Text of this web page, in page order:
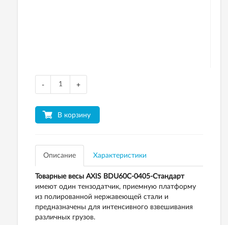
- +
В корзину
Описание Характеристики
Товарные весы AXIS BDU60С-0405-Стандарт
имеют один тензодатчик, приемную платформу
из полированной нержавеющей стали и
предназначены для интенсивного взвешивания
различных грузов.